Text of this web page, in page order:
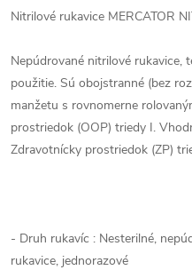
Nitrilové rukavice MERCATOR
Nepúdrované nitrilové rukavice,
použitie. Sú obojstranné (bez
manžetu s rovnomerne
prostriedok (OOP) triedy I.
Zdravotnícky prostriedok (ZP)
- Druh rukavíc : Nesterilné,
rukavice, jednorazové